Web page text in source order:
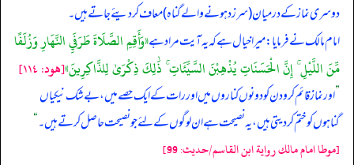
دوسری نماز کے درمیان (سرزد ہونے والے گناہ) معاف کر دیئے جاتے ہیں۔
امام مالک نے فرمایا: میرا خیال ہے کہ یہ آیت مراد ہے«وَأَقِمِ الصَّلَاةَ طَرَفَيِ النَّهَارِ وَزُلَفًا
مِّنَ اللَّيْلِ ۚ إِنَّ الْحَسَنَاتِ يُذْهِبْنَ السَّيِّئَاتِ ۚ ذَٰلِكَ ذِكْرَىٰ لِلذَّاكِرِينَ»[ھود: ١١٤]
”اور نماز قائم کرو دن کو دونوں کناروں میں اور رات کے ایک حصے میں، بے شک نیکیاں
گناہوں کو ختم کر دیتی ہیں، یہ نصیحت ہے ان لوگوں کے لئے جو نصیحت حاصل کرتے ہیں۔“
[موطا امام مالك رواية ابن القاسم/حدیث: 99]